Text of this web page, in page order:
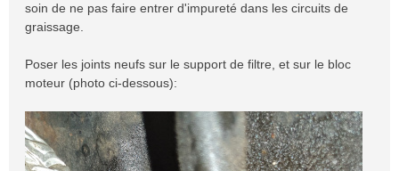
soin de ne pas faire entrer d'impureté dans les circuits de
graissage.
Poser les joints neufs sur le support de filtre, et sur le bloc
moteur (photo ci-dessous):